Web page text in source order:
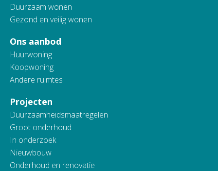
Duurzaam wonen
Gezond en veilig wonen
Ons aanbod
Huurwoning
Koopwoning
Andere ruimtes
Projecten
Duurzaamheidsmaatregelen
Groot onderhoud
In onderzoek
Nieuwbouw
Onderhoud en renovatie